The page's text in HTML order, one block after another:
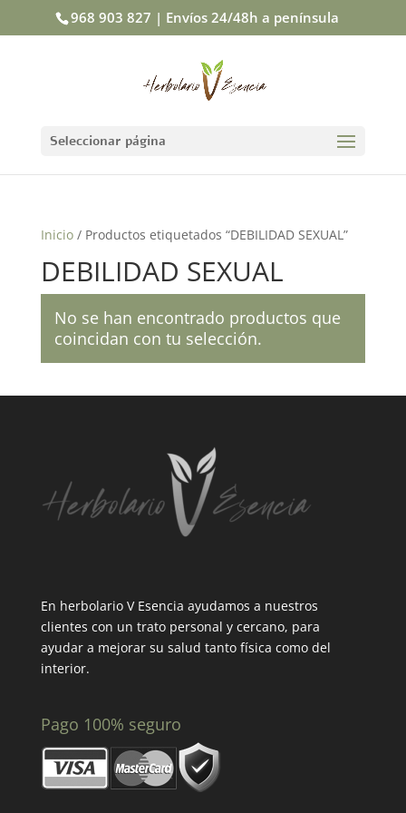
968 903 827 | Envíos 24/48h a península
Seleccionar página
Inicio/ Productos etiquetados “DEBILIDAD SEXUAL”
DEBILIDAD SEXUAL
No se han encontrado productos que
coincidan con tu selección.
En herbolario V Esencia ayudamos a nuestros
clientes con un trato personal y cercano, para
ayudar a mejorar su salud tanto física como del
interior.
Pago 100% seguro